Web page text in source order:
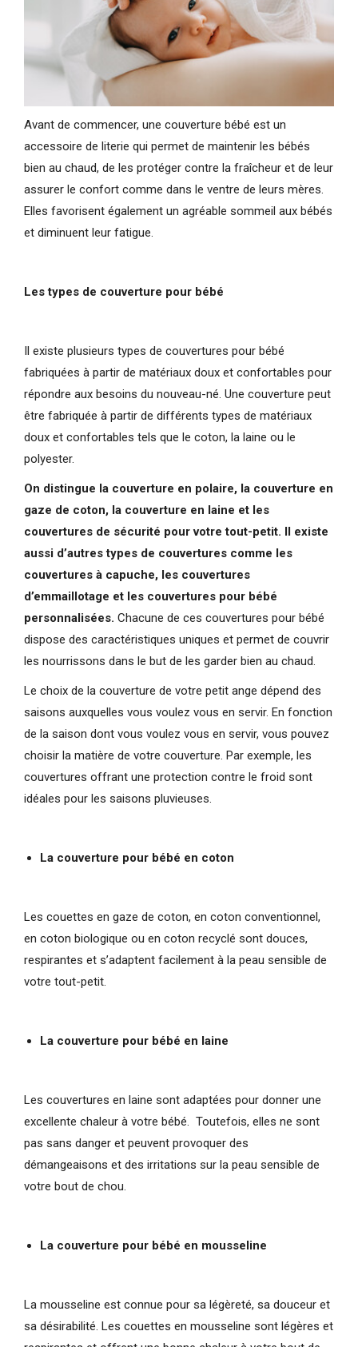
Avant de commencer, une couverture bébé est un
accessoire de literie qui permet de maintenir les bébés
bien au chaud, de les protéger contre la fraîcheur et de leur
assurer le confort comme dans le ventre de leurs mères.
Elles favorisent également un agréable sommeil aux bébés
et diminuent leur fatigue.
Les types de couverture pour bébé
Il existe plusieurs types de couvertures pour bébé
fabriquées à partir de matériaux doux et confortables pour
répondre aux besoins du nouveau-né. Une couverture peut
être fabriquée à partir de différents types de matériaux
doux et confortables tels que le coton, la laine ou le
polyester.
On distingue la couverture en polaire, la couverture en
gaze de coton, la couverture en laine et les
couvertures de sécurité pour votre tout-petit. Il existe
aussi d’autres types de couvertures comme les
couvertures à capuche, les couvertures
d’emmaillotage et les couvertures pour bébé
personnalisées. Chacune de ces couvertures pour bébé
dispose des caractéristiques uniques et permet de couvrir
les nourrissons dans le but de les garder bien au chaud.
Le choix de la couverture de votre petit ange dépend des
saisons auxquelles vous voulez vous en servir. En fonction
de la saison dont vous voulez vous en servir, vous pouvez
choisir la matière de votre couverture. Par exemple, les
couvertures offrant une protection contre le froid sont
idéales pour les saisons pluvieuses.
La couverture pour bébé en coton
Les couettes en gaze de coton, en coton conventionnel,
en coton biologique ou en coton recyclé sont douces,
respirantes et s’adaptent facilement à la peau sensible de
votre tout-petit.
La couverture pour bébé en laine
Les couvertures en laine sont adaptées pour donner une
excellente chaleur à votre bébé. Toutefois, elles ne sont
pas sans danger et peuvent provoquer des
démangeaisons et des irritations sur la peau sensible de
votre bout de chou.
La couverture pour bébé en mousseline
La mousseline est connue pour sa légèreté, sa douceur et
sa désirabilité. Les couettes en mousseline sont légères et